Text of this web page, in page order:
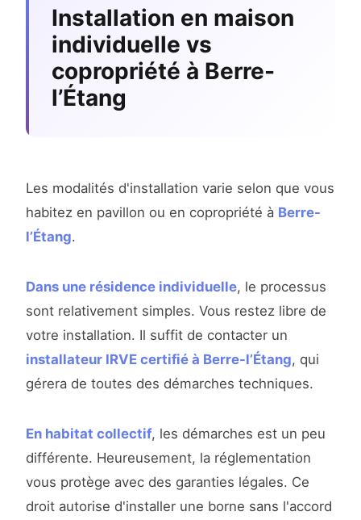
Installation en maison
individuelle vs
copropriété à Berre-
l’Étang
Les modalités d'installation varie selon que vous
habitez en pavillon ou en copropriété à Berre-
l’Étang.
Dans une résidence individuelle, le processus
sont relativement simples. Vous restez libre de
votre installation. Il suffit de contacter un
installateur IRVE certifié à Berre-l’Étang, qui
gérera de toutes des démarches techniques.
En habitat collectif, les démarches est un peu
différente. Heureusement, la réglementation
vous protège avec des garanties légales. Ce
droit autorise d'installer une borne sans l'accord